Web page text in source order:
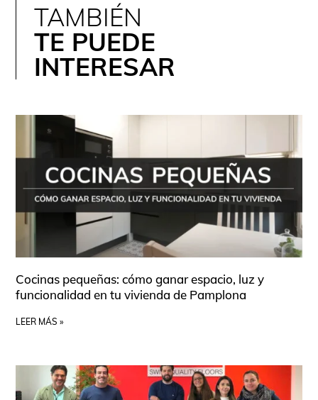
TAMBIÉN
TE PUEDE
INTERESAR
Cocinas pequeñas: cómo ganar espacio, luz y
funcionalidad en tu vivienda de Pamplona
LEER MÁS »